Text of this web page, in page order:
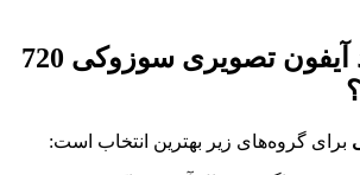
چه کسانی باید آیفون تصویری سوزوکی 720
برای گروه‌های زیر بهترین انتخاب است: